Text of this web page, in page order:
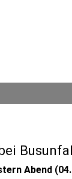
Abend